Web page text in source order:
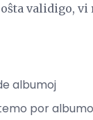
validigo,
albumoj
por